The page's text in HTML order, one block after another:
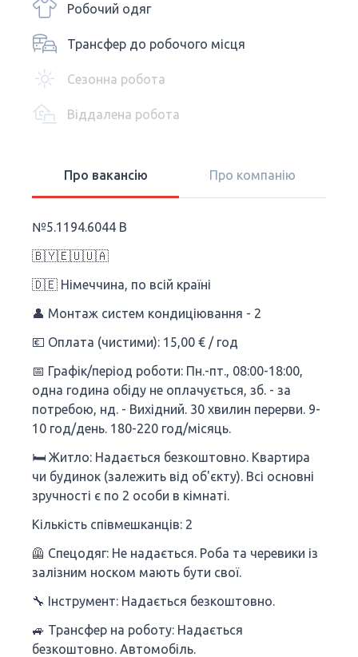
Робочий одяг
Трансфер до робочого місця
Сезонна робота
Віддалена робота
Про вакансію Про компанію
№5.1194.6044 B
🇧🇾🇪🇺🇺🇦
🇩🇪 Німеччина, по всій країні
👤 Монтаж систем кондиціювання - 2
💶 Оплата (чистими): 15,00 € / год
📅 Графік/період роботи: Пн.-пт., 08:00-18:00,
одна година обіду не оплачується, зб. - за
потребою, нд. - Вихідний. 30 хвилин перерви. 9-
10 год/день. 180-220 год/місяць.
🛏 Житло: Надається безкоштовно. Квартира
чи будинок (залежить від об'єкту). Всі основні
зручності є по 2 особи в кімнаті.
Кількість співмешканців: 2
🦺 Спецодяг: Не надається. Роба та черевики із
залізним носком мають бути свої.
🔧 Інструмент: Надається безкоштовно.
🚙 Трансфер на роботу: Надається
безкоштовно. Автомобіль.